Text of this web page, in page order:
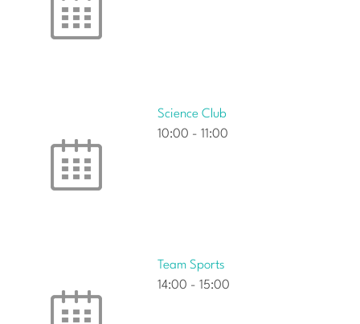
Science Club
10:00 - 11:00
Team Sports
14:00 - 15:00